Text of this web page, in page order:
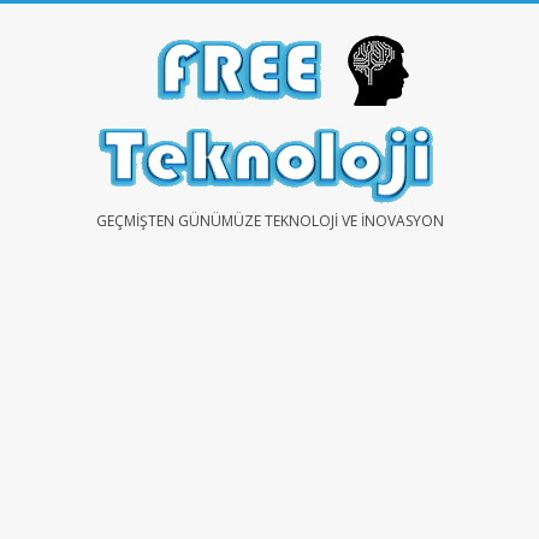
FREEGEÇMIŞTEN GÜNÜMÜZE TEKNOLOJI VE İNOVASYON